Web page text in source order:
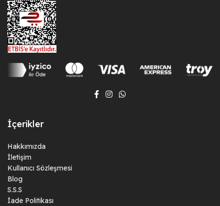
İçerikler
Hakkımızda
İletişim
Kullanıcı Sözleşmesi
Blog
S.S.S
İade Politikası